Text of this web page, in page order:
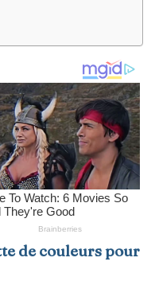
de couleurs pour